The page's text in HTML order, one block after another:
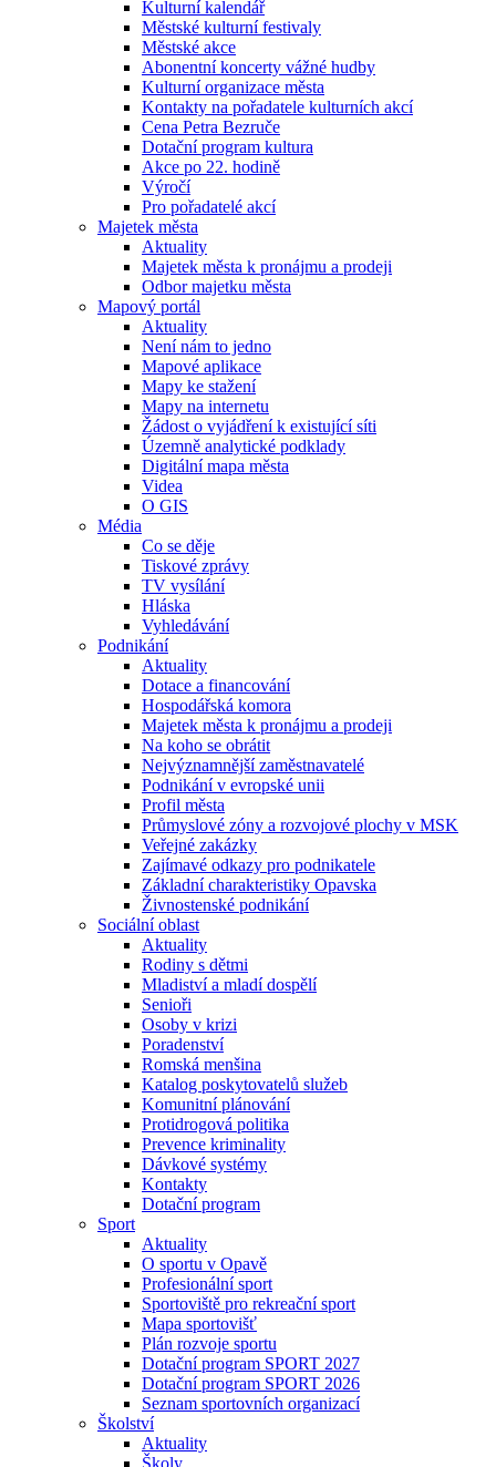
Kulturní kalendář
Městské kulturní festivaly
Městské akce
Abonentní koncerty vážné hudby
Kulturní organizace města
Kontakty na pořadatele kulturních akcí
Cena Petra Bezruče
Dotační program kultura
Akce po 22. hodině
Výročí
Pro pořadatelé akcí
Majetek města
Aktuality
Majetek města k pronájmu a prodeji
Odbor majetku města
Mapový portál
Aktuality
Není nám to jedno
Mapové aplikace
Mapy ke stažení
Mapy na internetu
Žádost o vyjádření k existující síti
Územně analytické podklady
Digitální mapa města
Videa
O GIS
Média
Co se děje
Tiskové zprávy
TV vysílání
Hláska
Vyhledávání
Podnikání
Aktuality
Dotace a financování
Hospodářská komora
Majetek města k pronájmu a prodeji
Na koho se obrátit
Nejvýznamnější zaměstnavatelé
Podnikání v evropské unii
Profil města
Průmyslové zóny a rozvojové plochy v MSK
Veřejné zakázky
Zajímavé odkazy pro podnikatele
Základní charakteristiky Opavska
Živnostenské podnikání
Sociální oblast
Aktuality
Rodiny s dětmi
Mladiství a mladí dospělí
Senioři
Osoby v krizi
Poradenství
Romská menšina
Katalog poskytovatelů služeb
Komunitní plánování
Protidrogová politika
Prevence kriminality
Dávkové systémy
Kontakty
Dotační program
Sport
Aktuality
O sportu v Opavě
Profesionální sport
Sportoviště pro rekreační sport
Mapa sportovišť
Plán rozvoje sportu
Dotační program SPORT 2027
Dotační program SPORT 2026
Seznam sportovních organizací
Školství
Aktuality